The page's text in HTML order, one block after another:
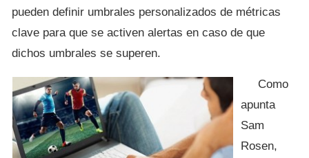
pueden definir umbrales personalizados de métricas
clave para que se activen alertas en caso de que
dichos umbrales se superen.
Como
apunta
Sam
Rosen,